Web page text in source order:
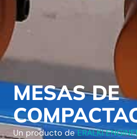
MESAS DE
Un producto deERALKI